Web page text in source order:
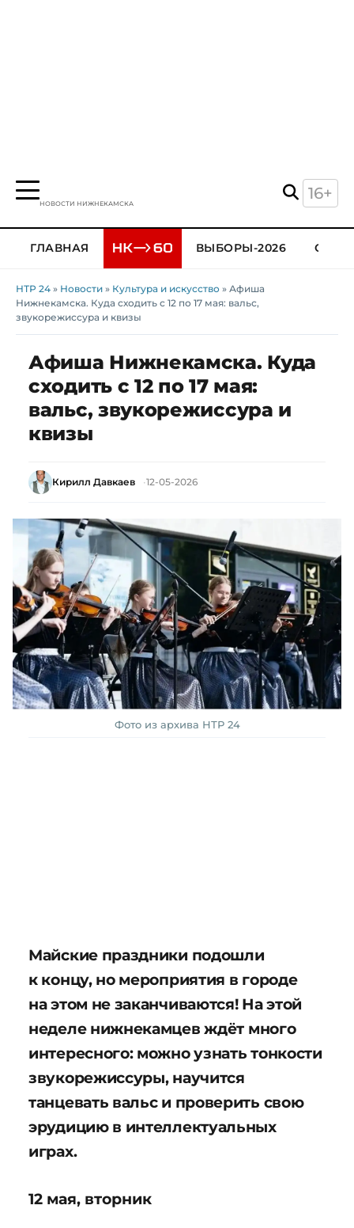
НОВОСТИ НИЖНЕКАМСКА
16+
ГЛАВНАЯ ВЫБОРЫ-2026
НТР 24 » Новости » Культура и искусство » Афиша
Нижнекамска. Куда сходить с 12 по 17 мая: вальс,
звукорежиссура и квизы
Афиша Нижнекамска. Куда
сходить с 12 по 17 мая:
вальс, звукорежиссура и
квизы
Кирилл Давкаев 12-05-2026
Фото из архива НТР 24
Майские праздники подошли
к концу, но мероприятия в городе
на этом не заканчиваются! На этой
неделе нижнекамцев ждёт много
интересного: можно узнать тонкости
звукорежиссуры, научится
танцевать вальс и проверить свою
эрудицию в интеллектуальных
играх.
12 мая, вторник